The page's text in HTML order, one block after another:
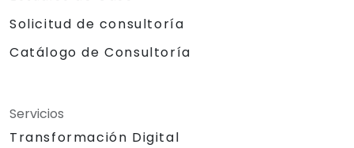
Solicitud de consultoría
Catálogo de Consultoría
Servicios
Transformación Digital